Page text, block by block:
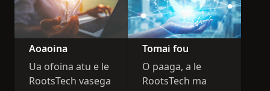
Aoaoina
Ua ofoina atu e le
RootsTech vasega
Tomai fou
O paaga, a le
RootsTech ma